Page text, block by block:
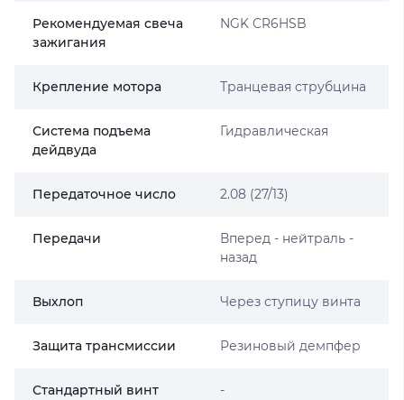
Рекомендуемая свеча
зажигания
NGK CR6HSB
Крепление мотора Транцевая струбцина
Система подъема
дейдвуда
Гидравлическая
Передаточное число 2.08 (27/13)
Передачи
Вперед - нейтраль -
назад
Выхлоп Через ступицу винта
Защита трансмиссии Резиновый демпфер
Стандартный винт
-